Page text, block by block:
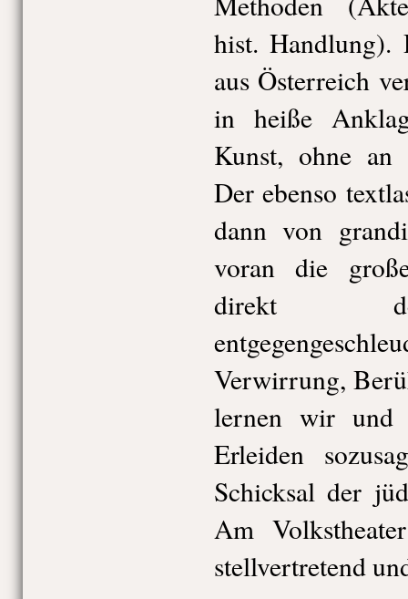
hist. Handlung).
aus Österreich
in heiße
Kunst, ohne an
Der ebenso
dann von
voran die
direkt
Verwirrung,
lernen wir und
Erleiden
Schicksal der
Am
stellvertretend